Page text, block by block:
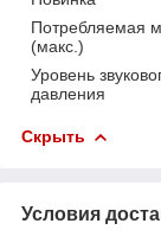
Потребляемая
(макс.)
Уровень
давления
Скрыть
Условия